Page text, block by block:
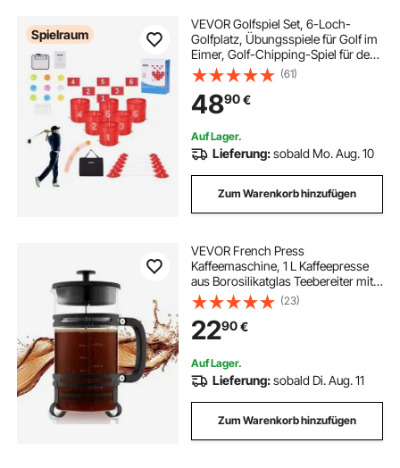
Spielraum
VEVOR Golfspiel Set, 6-Loch-
Golfplatz, Übungsspiele für Golf im
Eimer, Golf-Chipping-Spiel für den
Außenbereich, tragbares Outdoor-
Golfspiel, Ideal für Rasen, Hof,
Camping, Park, Strand
(61)
4890€
Auf Lager.
Lieferung:sobald Mo. Aug. 10
Zum Warenkorb hinzufügen
VEVOR French Press
Kaffeemaschine, 1 L Kaffeepresse
aus Borosilikatglas Teebereiter mit
Edelstahlfilter, Kaffeebereiter für
Camping Reisen Küche Restaurant,
Kaffeezubereiter Schwarz
(23)
2290€
Auf Lager.
Lieferung:sobald Di. Aug. 11
Zum Warenkorb hinzufügen